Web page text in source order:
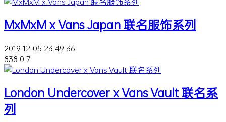
MxMxM x Vans Japan 联名服饰系列
2019-12-05 23:49:36
838 0 7
London Undercover x Vans Vault 联名系
列